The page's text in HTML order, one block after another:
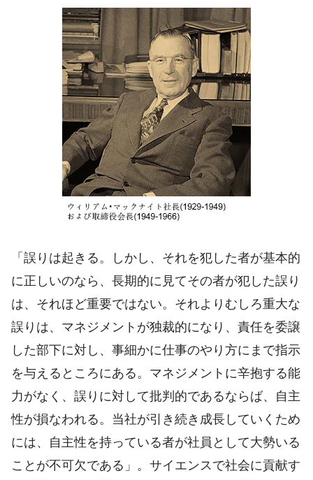
「誤りは起きる。しかし、それを犯した者が基本的
に正しいのなら、長期的に見てその者が犯した誤り
は、それほど重要ではない。それよりむしろ重大な
誤りは、マネジメントが独裁的になり、責任を委譲
した部下に対し、事細かに仕事のやり方にまで指示
を与えるところにある。マネジメントに辛抱する能
力がなく、誤りに対して批判的であるならば、自主
性が損なわれる。当社が引き続き成長していくため
には、自主性を持っている者が社員として大勢いる
ことが不可欠である」。サイエンスで社会に貢献す